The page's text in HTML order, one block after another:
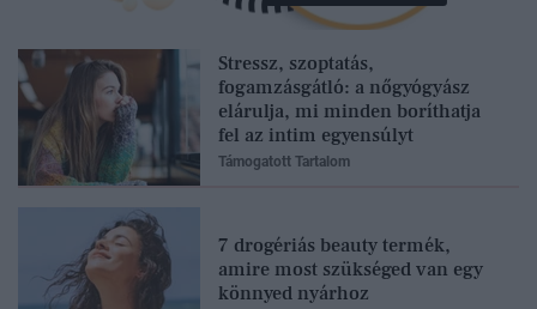
Stressz, szoptatás,
fogamzásgátló: a nőgyógyász
elárulja, mi minden boríthatja
fel az intim egyensúlyt
Támogatott Tartalom
7 drogériás beauty termék,
amire most szükséged van egy
könnyed nyárhoz